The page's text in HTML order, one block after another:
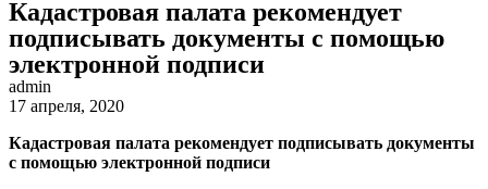
Кадастровая палата рекомендует
подписывать документы с помощью
электронной подписи
admin
17 апреля, 2020
Кадастровая палата рекомендует подписывать документы
с помощью электронной подписи